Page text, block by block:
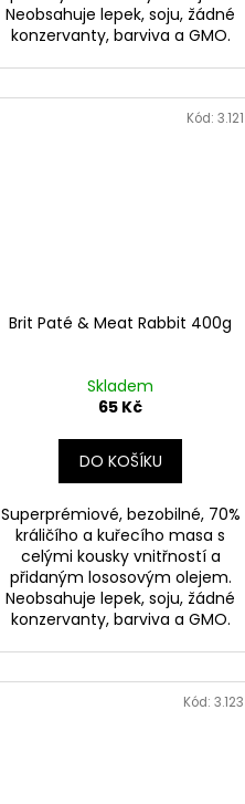
Neobsahuje lepek, soju, žádné
konzervanty, barviva a GMO.
Brit Paté & Meat Rabbit 400g
Skladem
65 Kč
DO KOŠÍKU
Superprémiové, bezobilné, 70%
králičího a kuřecího masa s
celými kousky vnitřností a
přidaným lososovým olejem.
Neobsahuje lepek, soju, žádné
konzervanty, barviva a GMO.
Kód:3.121
Kód:3.123